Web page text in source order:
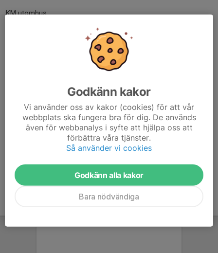
KM utomhus
Campus Valla
Campus Valla
Campus Valla
KM 10 000 m Campus Valla
17:00
Ti 13/10
KM Terräng MOK-Stugan 18:30
Anmäl dig själv här!
Godkänn kakor
Vi använder oss av kakor (cookies) för att vår
webbplats ska fungera bra för dig. De används
även för webbanalys i syfte att hjälpa oss att
förbättra våra tjänster.
Så använder vi cookies
Godkänn alla kakor
Bara nödvändiga